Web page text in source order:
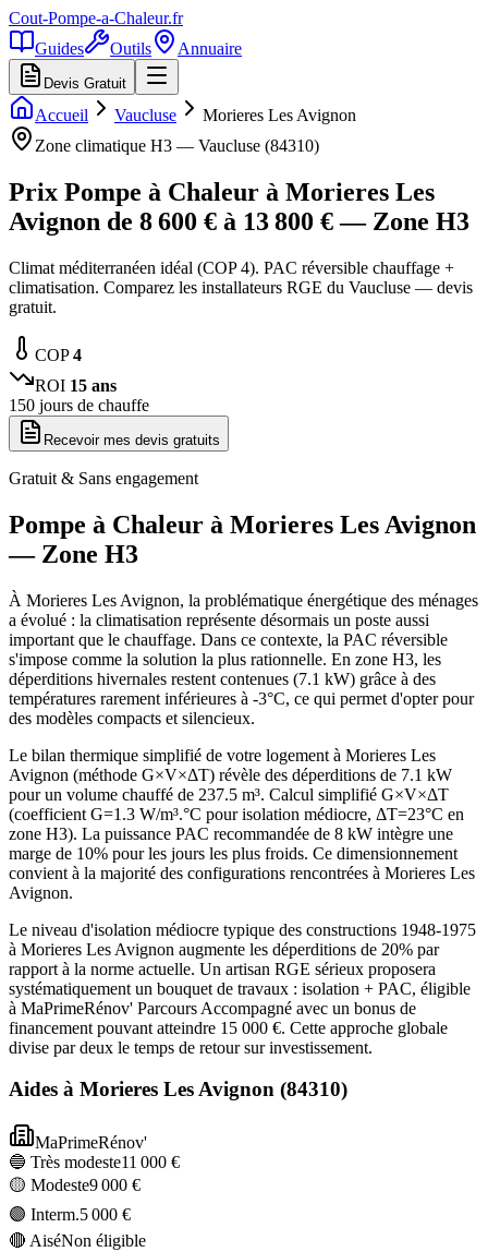
Cout-Pompe-a-Chaleur.fr
Guides
Outils Annuaire
Devis Gratuit
Accueil Vaucluse
Morieres Les Avignon
Zone climatique H3 — Vaucluse (84310)
Prix Pompe à Chaleur à Morieres Les
Avignon de 8 600 € à 13 800 € — Zone H3
Climat méditerranéen idéal (COP 4). PAC réversible chauffage +
climatisation. Comparez les installateurs RGE du Vaucluse — devis
gratuit.
COP4
ROI 15 ans
150 jours de chauffe
Recevoir mes devis gratuits
Gratuit & Sans engagement
Pompe à Chaleur à Morieres Les Avignon
— Zone H3
À Morieres Les Avignon, la problématique énergétique des ménages
a évolué : la climatisation représente désormais un poste aussi
important que le chauffage. Dans ce contexte, la PAC réversible
s'impose comme la solution la plus rationnelle. En zone H3, les
déperditions hivernales restent contenues (7.1 kW) grâce à des
températures rarement inférieures à -3°C, ce qui permet d'opter pour
des modèles compacts et silencieux.
Le bilan thermique simplifié de votre logement à Morieres Les
Avignon (méthode G×V×ΔT) révèle des déperditions de 7.1 kW
pour un volume chauffé de 237.5 m³. Calcul simplifié G×V×ΔT
(coefficient G=1.3 W/m³.°C pour isolation médiocre, ΔT=23°C en
zone H3). La puissance PAC recommandée de 8 kW intègre une
marge de 10% pour les jours les plus froids. Ce dimensionnement
convient à la majorité des configurations rencontrées à Morieres Les
Avignon.
Le niveau d'isolation médiocre typique des constructions 1948-1975
à Morieres Les Avignon augmente les déperditions de 20% par
rapport à la norme actuelle. Un artisan RGE sérieux proposera
systématiquement un bouquet de travaux : isolation + PAC, éligible
à MaPrimeRénov' Parcours Accompagné avec un bonus de
financement pouvant atteindre 15 000 €. Cette approche globale
divise par deux le temps de retour sur investissement.
Aides à Morieres Les Avignon (84310)
MaPrimeRénov'
🔵 Très modeste11 000 €
🟡 Modeste9 000 €
🟣 Interm.5 000 €
🔴 AiséNon éligible